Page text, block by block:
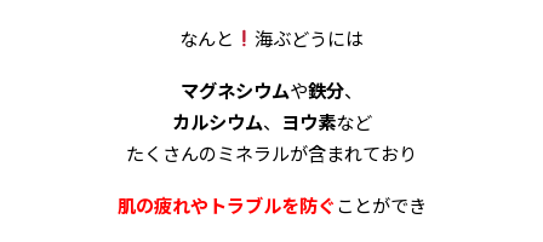
なんと
海ぶどうには
マグネシウムや鉄分、
カルシウム、 ヨウ素など
たくさんのミネラルが含まれており
肌の疲れやトラブルを防ぐことができ